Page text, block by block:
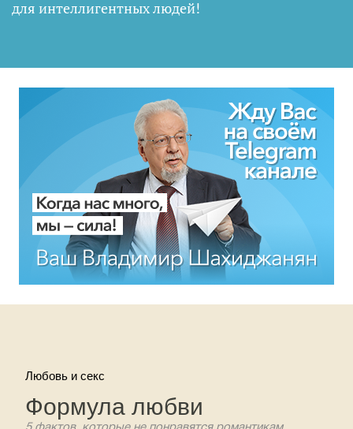
для интеллигентных людей!
Любовь и секс
Формула любви